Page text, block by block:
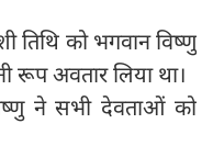
तिथि को भगवान विष्णु
रूप अवतार लिया था।
ने सभी देवताओं को